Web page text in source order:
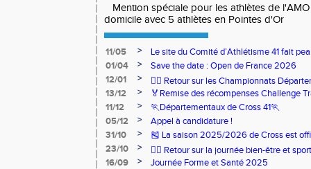
Mention spéciale pour les athlètes de
domicile avec 5 athlètes en Pointes d'Or
11/05 >
Le site du Comité d’Athlétisme 41 fait
01/04
>
Save the date : Open de France 2026
12/01
>
🏃‍♂️ Retour sur les Championnats
13/12
>
🏅Remise des récompenses Challenge
11/12
>
🏃Départementaux de Cross 41🏃
05/12
>
Appel à candidature !
31/10
>
🎽 La saison 2025/2026 de Cross est
23/10
>
🧘‍♀️ Retour sur la journée bien-être et
16/09
>
Journée Forme et Santé 2025